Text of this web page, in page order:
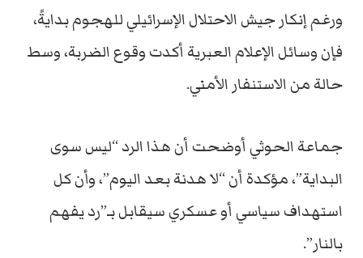
ورغم إنكار جيش الاحتلال الإسرائيلي للهجوم بدايةً،
فإن وسائل الإعلام العبرية أكدت وقوع الضربة، وسط
حالة من الاستنفار الأمني.
جماعة الحوثي أوضحت أن هذا الرد “ليس سوى
البداية”، مؤكدة أن “لا هدنة بعد اليوم”، وأن كل
استهداف سياسي أو عسكري سيقابل بـ”رد يفهم
بالنار”.